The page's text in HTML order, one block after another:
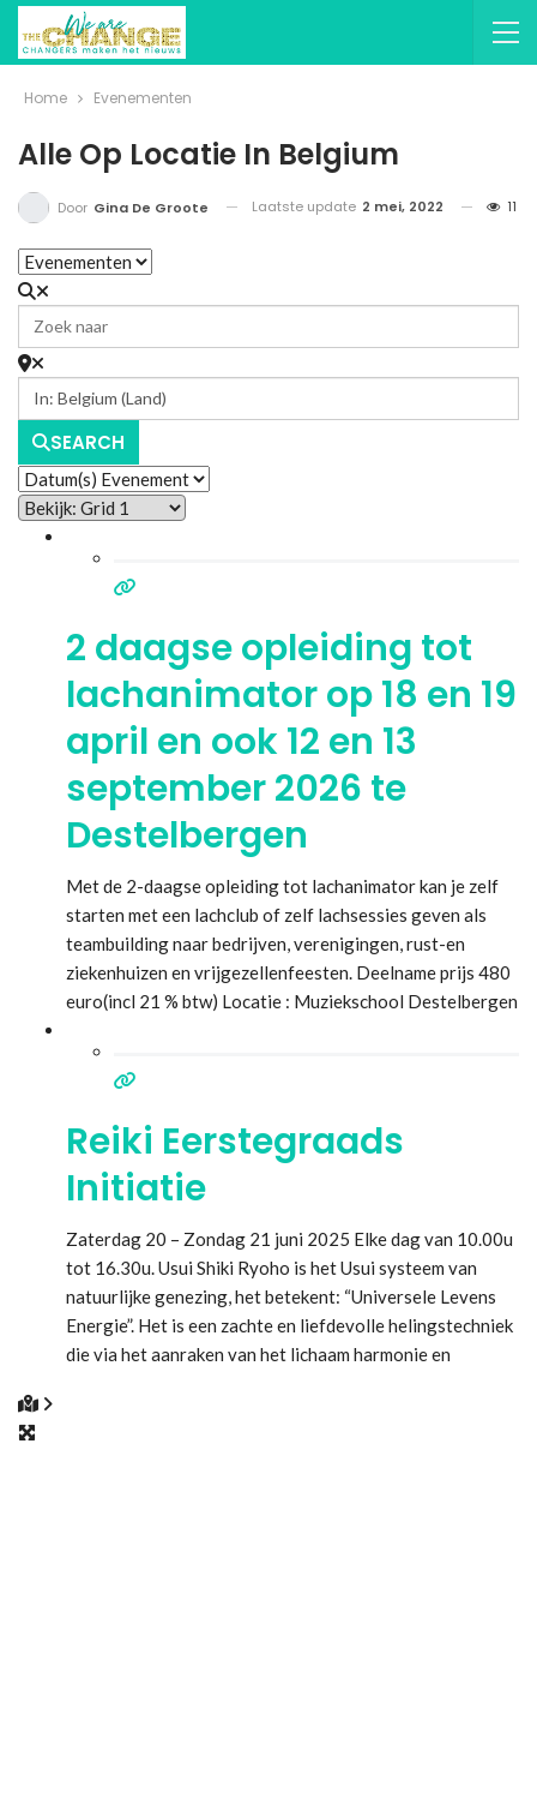
Home Evenementen
Alle Op Locatie In Belgium
Door Gina De Groote Laatste update 2 mei, 2022 11
SEARCH
2 daagse opleiding tot
lachanimator op 18 en 19
april en ook 12 en 13
september 2026 te
Destelbergen
Met de 2-daagse opleiding tot lachanimator kan je zelf
starten met een lachclub of zelf lachsessies geven als
teambuilding naar bedrijven, verenigingen, rust-en
ziekenhuizen en vrijgezellenfeesten. Deelname prijs 480
euro(incl 21 % btw) Locatie : Muziekschool Destelbergen
www.lachenisgezond.be
Reiki Eerstegraads
Initiatie
Zaterdag 20 – Zondag 21 juni 2025 Elke dag van 10.00u
tot 16.30u. Usui Shiki Ryoho is het Usui systeem van
natuurlijke genezing, het betekent: “Universele Levens
Energie”. Het is een zachte en liefdevolle helingstechniek
die via het aanraken van het lichaam harmonie en